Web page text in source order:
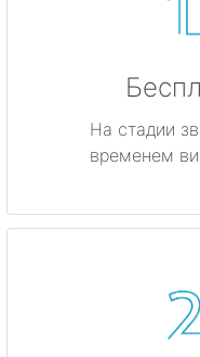
На стадии
временем